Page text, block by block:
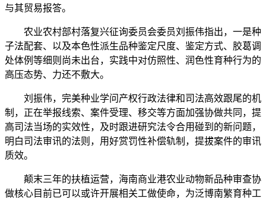
与其贸易报答。
农业农村部村落复兴征询委员会委员刘振伟指出，一是种
子法配套、以及本色性派生品种鉴定尺度、鉴定方式、胶葛调
处体例等细则尚未出台，实践中对仿照性、润色性育种行为的
高压态势、力还不敷大。
刘振伟，完美种业学问产权行政法律和司法高效跟尾的机
制，正在举报线索、案件受理、移交等方面加强协做共同，提
高司法当场的实效性，及时跟进研究法令合用碰到的新问题，
明白司法审讯的法则，用好赏罚性补偿轨制，提拔案件的审讯
质效。
颠末三年的扶植运营，海南商业港农业动物新品种审查协
做核心目前已可以或许开展相关工做使命，为泛博南繁育种工